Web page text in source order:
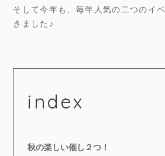
そして今年も、毎年人気の二つのイ
きました♪
index
秋の楽しい催し２つ！